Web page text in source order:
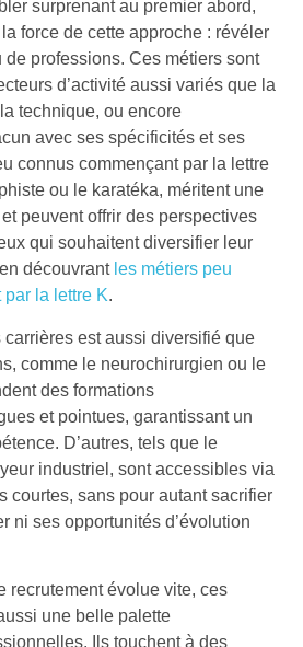
surprenant au premier abord,
force de cette approche : révéler
professions. Ces métiers sont
d’activité aussi variés que la
technique, ou encore
avec ses spécificités et ses
connus commençant par la lettre
ou le karatéka, méritent une
peuvent offrir des perspectives
qui souhaitent diversifier leur
découvrant les métiers peu
la lettre K.
carrières est aussi diversifié que
comme le neurochirurgien ou le
des formations
et pointues, garantissant un
D’autres, tels que le
industriel, sont accessibles via
courtes, sans pour autant sacrifier
ni ses opportunités d’évolution
recrutement évolue vite, ces
une belle palette
Ils touchent à des